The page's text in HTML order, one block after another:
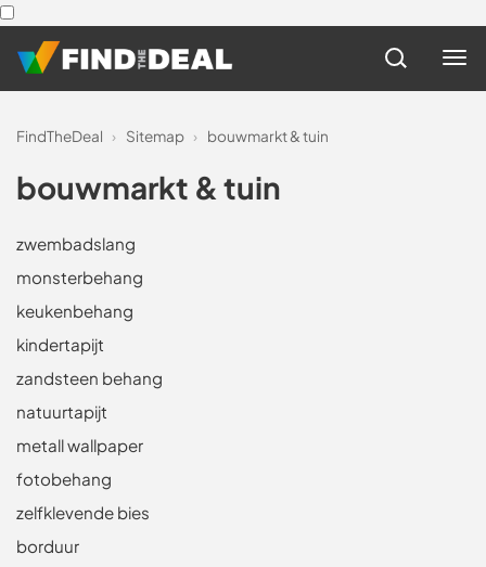
FindTheDeal › Sitemap › bouwmarkt & tuin
bouwmarkt & tuin
zwembadslang
monsterbehang
keukenbehang
kindertapijt
zandsteen behang
natuurtapijt
metall wallpaper
fotobehang
zelfklevende bies
borduur